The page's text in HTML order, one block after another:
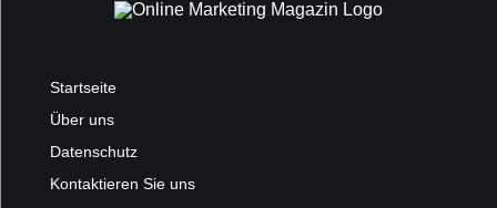
Startseite
Über uns
Datenschutz
Kontaktieren Sie uns